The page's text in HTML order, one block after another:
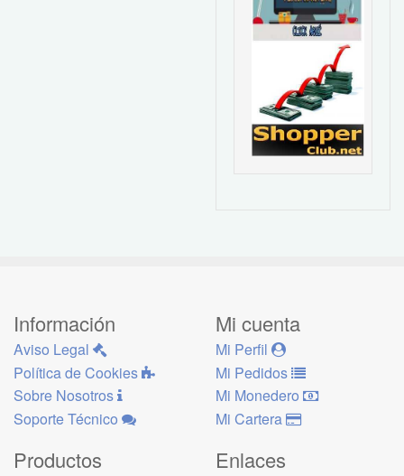
Información
Aviso Legal
Política de Cookies
Sobre Nosotros
Soporte Técnico
Mi cuenta
Mi Perfil
Mi Pedidos
Mi Monedero
Mi Cartera
Productos Enlaces